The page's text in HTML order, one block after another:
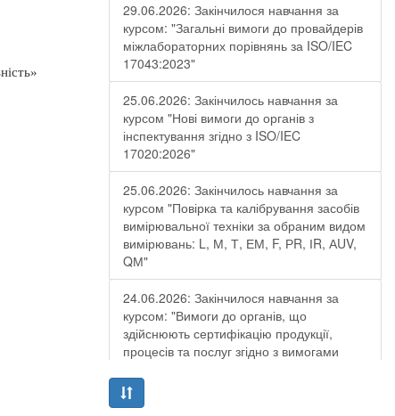
29.06.2026: Закінчилося навчання за
курсом: "Загальні вимоги до провайдерів
міжлабораторних порівнянь за ISO/IEC
17043:2023"
25.06.2026: Закінчилось навчання за
курсом "Нові вимоги до органів з
інспектування згідно з ISO/IEC
17020:2026"
25.06.2026: Закінчилось навчання за
курсом "Повірка та калібрування засобів
вимірювальної техніки за обраним видом
вимірювань: L, М, Т, ЕМ, F, РR, ІR, АUV,
QМ"
24.06.2026: Закінчилося навчання за
курсом: "Вимоги до органів, що
здійснюють сертифікацію продукції,
процесів та послуг згідно з вимогами
19.06.2026: Закінчилося навчання за